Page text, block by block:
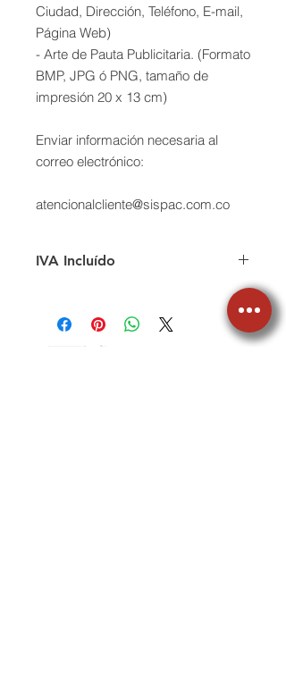
Ciudad, Dirección, Teléfono, E-mail,
Página Web)
- Arte de Pauta Publicitaria. (Formato
BMP, JPG ó PNG, tamaño de
impresión 20 x 13 cm)
Enviar información necesaria al
correo electrónico:
atencionalcliente@sispac.com.co
IVA Incluído
IVA Pagado: $ 47.883,19 COP